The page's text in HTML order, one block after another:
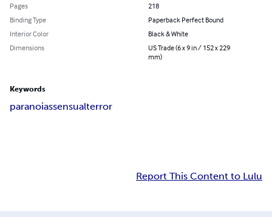
Pages
218
Binding Type
Paperback Perfect Bound
Interior Color
Black & White
Dimensions
US Trade (6 x 9 in / 152 x 229
mm)
Keywords
paranoiassensualterror
Report This Content to Lulu